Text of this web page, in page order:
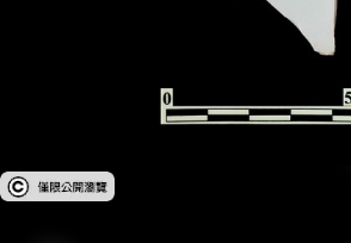
受著作權法保護-僅限於本平台有限度公開瀏覽